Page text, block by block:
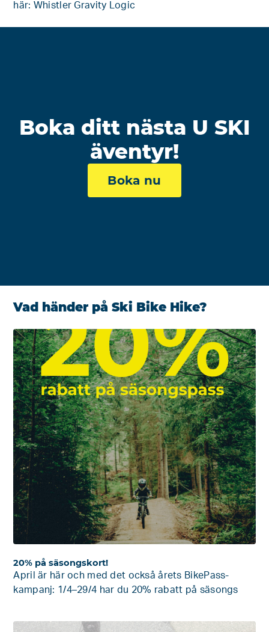
här: Whistler Gravity Logic
Boka ditt nästa U SKI
äventyr!
Boka nu
Vad händer på Ski Bike Hike?
20% på säsongskort!
April är här och med det också årets BikePass-
kampanj: 1/4–29/4 har du 20% rabatt på säsongs